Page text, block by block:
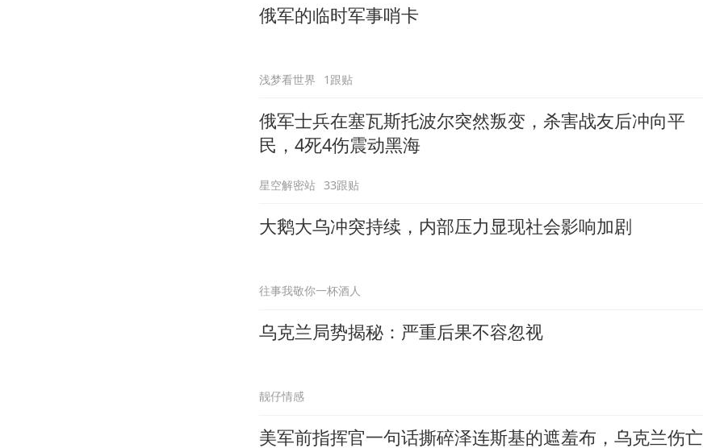
俄军的临时军事哨卡
浅梦看世界 1跟贴
俄军士兵在塞瓦斯托波尔突然叛变，杀害战友后冲向平
民，4死4伤震动黑海
星空解密站 33跟贴
大鹅大乌冲突持续，内部压力显现社会影响加剧
往事我敬你一杯酒人
乌克兰局势揭秘：严重后果不容忽视
靓仔情感
美军前指挥官一句话撕碎泽连斯基的遮羞布，乌克兰伤亡